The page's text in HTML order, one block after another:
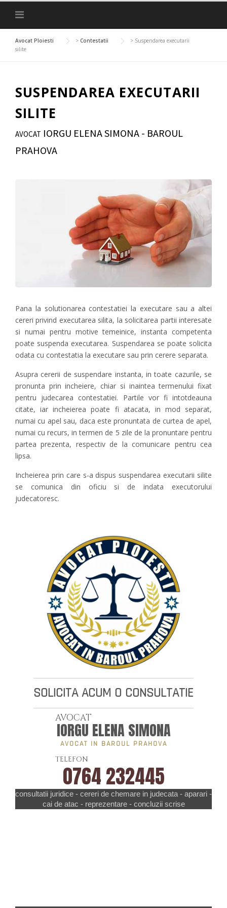
content
Avocat Ploiesti > Contestatii > Suspendarea executarii
silite
SUSPENDAREA EXECUTARII
SILITE
AVOCAT IORGU ELENA SIMONA - BAROUL
PRAHOVA
Pana la solutionarea contestatiei la executare sau a altei
cereri privind executarea silita, la solicitarea partii interesate
si numai pentru motive temeinice, instanta competenta
poate suspenda executarea. Suspendarea se poate solicita
odata cu contestatia la executare sau prin cerere separata.
Asupra cererii de suspendare instanta, in toate cazurile, se
pronunta prin incheiere, chiar si inaintea termenului fixat
pentru judecarea contestatiei. Partile vor fi intotdeauna
citate, iar incheierea poate fi atacata, in mod separat,
numai cu apel sau, daca este pronuntata de curtea de apel,
numai cu recurs, in termen de 5 zile de la pronuntare pentru
partea prezenta, respectiv de la comunicare pentru cea
lipsa.
Incheierea prin care s-a dispus suspendarea executarii silite
se comunica din oficiu si de indata executorului
judecatoresc.
SOLICITA ACUM O CONSULTATIE
AVOCAT
IORGU ELENA SIMONA
AVOCAT IN BAROUL PRAHOVA
TELEFON
0764 232445
consultatii juridice - cereri de chemare in judecata - aparari -
cai de atac - reprezentare - concluzii scrise